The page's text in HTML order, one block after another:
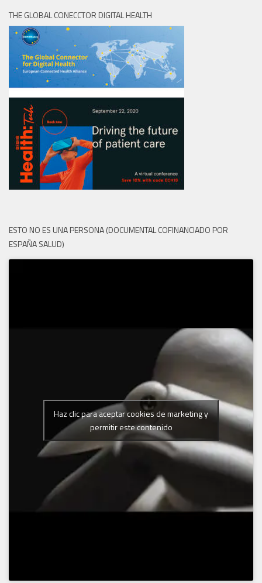
THE GLOBAL CONECCTOR DIGITAL HEALTH
ESTO NO ES UNA PERSONA (DOCUMENTAL COFINANCIADO POR
ESPAÑA SALUD)
Haz clic para aceptar cookies de marketing y
permitir este contenido